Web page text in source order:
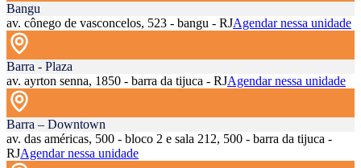
Bangu
av. cônego de vasconcelos, 523 - bangu - RJAgendar nessa unidade
Barra - Plaza
av. ayrton senna, 1850 - barra da tijuca - RJAgendar nessa unidade
Barra – Downtown
av. das américas, 500 - bloco 2 e sala 212, 500 - barra da tijuca -
RJAgendar nessa unidade